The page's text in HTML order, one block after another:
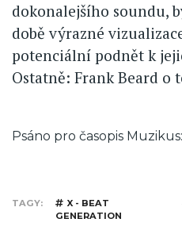
dokonalejšího soundu,
době výrazné
potenciální podnět k
Ostatně: Frank Beard o
Psáno pro časopis Muzikus
TAGY
X - BEAT
GENERATION